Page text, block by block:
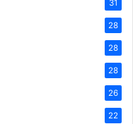
31
28
28
28
26
22